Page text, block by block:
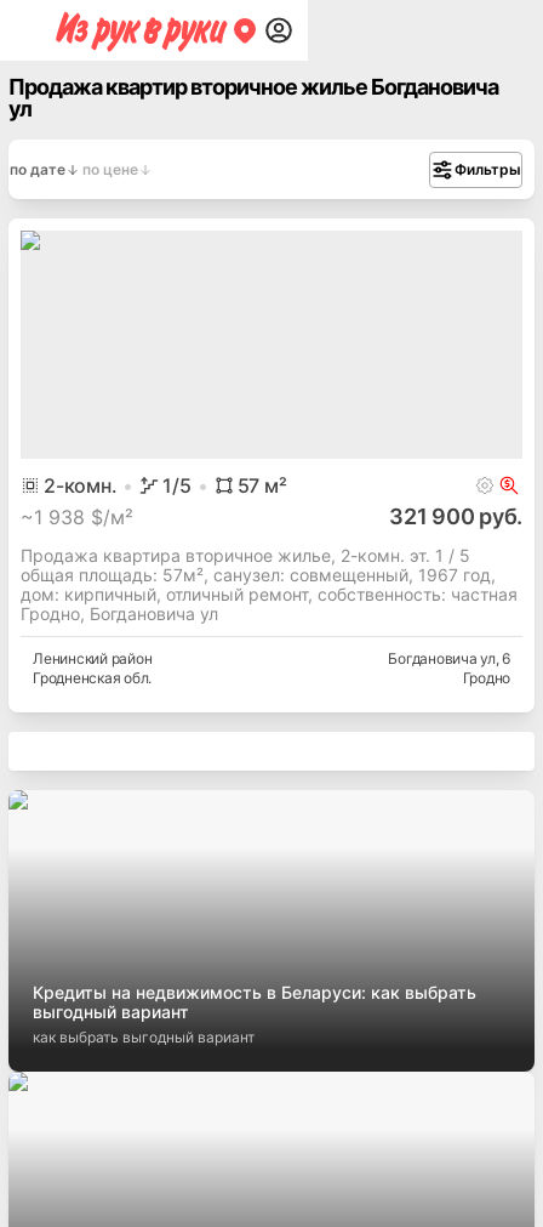
Продажа квартир вторичное жилье Богдановича
ул
по дате по цене Фильтры
2-комн. 1/5 57 м²
~1 938 $/м² 321 900 руб.
Продажа квартира вторичное жилье, 2-комн. эт. 1 / 5
общая площадь: 57м², cанузел: совмещенный, 1967 год,
дом: кирпичный, отличный ремонт, собственность: частная
Гродно, Богдановича ул
Ленинскийрайон
Гродненская обл.
Богдановича ул, 6
Гродно
Кредиты на недвижимость в Беларуси: как выбрать
выгодный вариант
как выбрать выгодный вариант